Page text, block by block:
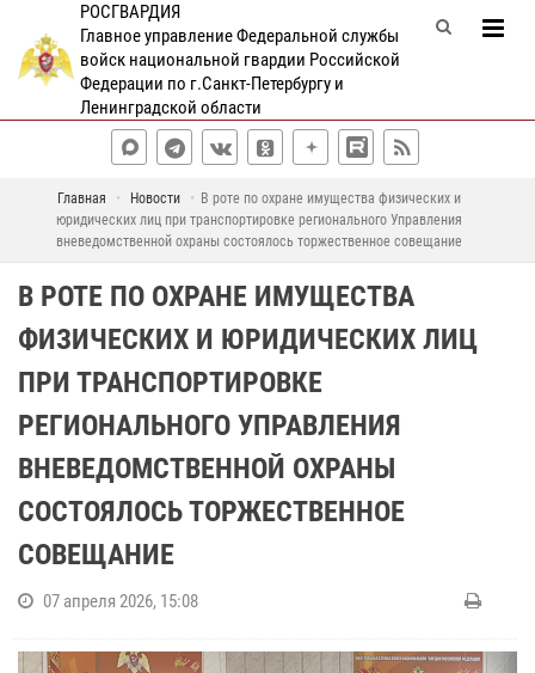
РОСГВАРДИЯ
Главное управление Федеральной службы
войск национальной гвардии Российской
Федерации по г.Санкт-Петербургу и
Ленинградской области
Главная Новости
В роте по охране имущества физических и
юридических лиц при транспортировке регионального Управления
вневедомственной охраны состоялось торжественное совещание
В РОТЕ ПО ОХРАНЕ ИМУЩЕСТВА
ФИЗИЧЕСКИХ И ЮРИДИЧЕСКИХ ЛИЦ
ПРИ ТРАНСПОРТИРОВКЕ
РЕГИОНАЛЬНОГО УПРАВЛЕНИЯ
ВНЕВЕДОМСТВЕННОЙ ОХРАНЫ
СОСТОЯЛОСЬ ТОРЖЕСТВЕННОЕ
СОВЕЩАНИЕ
07 апреля 2026, 15:08